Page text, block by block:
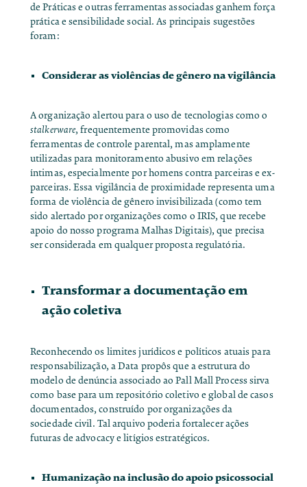
de Práticas e outras ferramentas associadas ganhem força
prática e sensibilidade social. As principais sugestões
foram:
Considerar as violências de gênero na vigilância
A organização alertou para o uso de tecnologias como o
stalkerware, frequentemente promovidas como
ferramentas de controle parental, mas amplamente
utilizadas para monitoramento abusivo em relações
íntimas, especialmente por homens contra parceiras e ex-
parceiras. Essa vigilância de proximidade representa uma
forma de violência de gênero invisibilizada (como tem
sido alertado por organizações como o IRIS, que recebe
apoio do nosso programaMalhas Digitais), que precisa
ser considerada em qualquer proposta regulatória.
Transformar a documentação em
ação coletiva
Reconhecendo os limites jurídicos e políticos atuais para
responsabilização, a Data propôs que a estrutura do
modelo de denúncia associado ao Pall Mall Process sirva
como base para um repositório coletivo e global de casos
documentados, construído por organizações da
sociedade civil. Tal arquivo poderia fortalecer ações
futuras de advocacy e litígios estratégicos.
Humanização na inclusão do apoio psicossocial